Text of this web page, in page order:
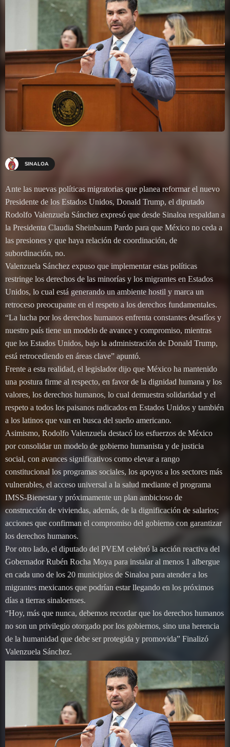
SINALOA
Ante las nuevas políticas migratorias que planea reformar el nuevo
Presidente de los Estados Unidos, Donald Trump, el diputado
Rodolfo Valenzuela Sánchez expresó que desde Sinaloa respaldan a
la Presidenta Claudia Sheinbaum Pardo para que México no ceda a
las presiones y que haya relación de coordinación, de
subordinación, no.
Valenzuela Sánchez expuso que implementar estas políticas
restringe los derechos de las minorías y los migrantes en Estados
Unidos, lo cual está generando un ambiente hostil y marca un
retroceso preocupante en el respeto a los derechos fundamentales.
“La lucha por los derechos humanos enfrenta constantes desafíos y
nuestro país tiene un modelo de avance y compromiso, mientras
que los Estados Unidos, bajo la administración de Donald Trump,
está retrocediendo en áreas clave” apuntó.
Frente a esta realidad, el legislador dijo que México ha mantenido
una postura firme al respecto, en favor de la dignidad humana y los
valores, los derechos humanos, lo cual demuestra solidaridad y el
respeto a todos los paisanos radicados en Estados Unidos y también
a los latinos que van en busca del sueño americano.
Asimismo, Rodolfo Valenzuela destacó los esfuerzos de México
por consolidar un modelo de gobierno humanista y de justicia
social, con avances significativos como elevar a rango
constitucional los programas sociales, los apoyos a los sectores más
vulnerables, el acceso universal a la salud mediante el programa
IMSS-Bienestar y próximamente un plan ambicioso de
construcción de viviendas, además, de la dignificación de salarios;
acciones que confirman el compromiso del gobierno con garantizar
los derechos humanos.
Por otro lado, el diputado del PVEM celebró la acción reactiva del
Gobernador Rubén Rocha Moya para instalar al menos 1 albergue
en cada uno de los 20 municipios de Sinaloa para atender a los
migrantes mexicanos que podrían estar llegando en los próximos
días a tierras sinaloenses.
“Hoy, más que nunca, debemos recordar que los derechos humanos
no son un privilegio otorgado por los gobiernos, sino una herencia
de la humanidad que debe ser protegida y promovida” Finalizó
Valenzuela Sánchez.